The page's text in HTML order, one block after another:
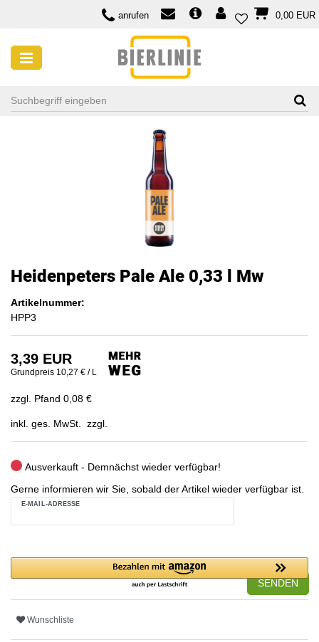
anrufen 0,00 EUR
Heidenpeters Pale Ale 0,33 l Mw
Artikelnummer:
HPP3
3,39 EUR
Grundpreis 10,27 € / L
zzgl. Pfand 0,08 €
inkl. ges. MwSt. zzgl.
Ausverkauft - Demnächst wieder verfügbar!
Gerne informieren wir Sie, sobald der Artikel wieder verfügbar ist.
E-MAIL-ADRESSE
SENDEN
Wunschliste